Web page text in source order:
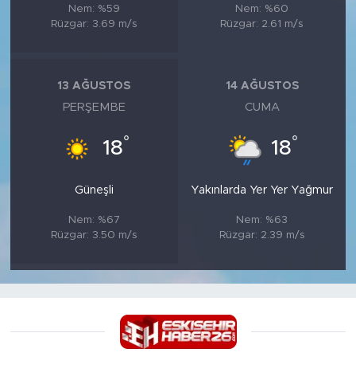
Nem: %59
Rüzgar: 3.69 m/s
Nem: %60
Rüzgar: 2.61 m/s
13 AĞUSTOS
PERŞEMBE
18°
Güneşli
Nem: %67
Rüzgar: 3.50 m/s
14 AĞUSTOS
CUMA
18°
Yakınlarda Yer Yer Yağmur
Nem: %63
Rüzgar: 2.39 m/s